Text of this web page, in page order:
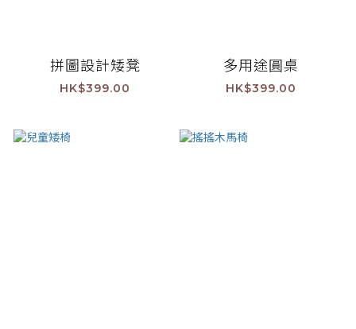
拼圖設計矮凳
HK$399.00
多用途圓桌
HK$399.00